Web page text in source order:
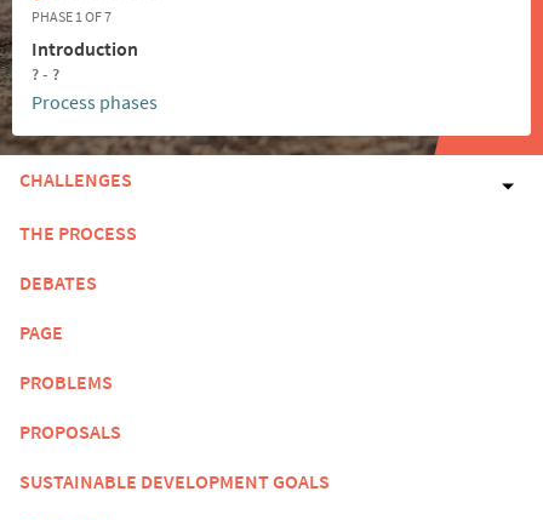
PHASE 1 OF 7
Introduction
? - ?
Process phases
CHALLENGES
THE PROCESS
DEBATES
PAGE
PROBLEMS
PROPOSALS
SUSTAINABLE DEVELOPMENT GOALS